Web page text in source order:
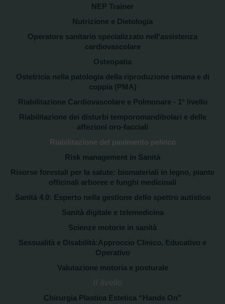
NEP Trainer
Nutrizione e Dietologia
Operatore sanitario specializzato nell'assistenza
cardiovascolare
Osteopatia
Ostetricia nella patologia della riproduzione umana e di
coppia (PMA)
Riabilitazione Cardiovascolare e Polmonare - 1° livello
Riabilitazione dei disturbi temporomandibolari e delle
affezioni oro-facciali
Riabilitazione del pavimento pelvico
Risk management in Sanità
Risorse forestali per la salute: biomateriali in legno, piante
officinali arboree e funghi medicinali
Sanità 4.0: Esperto nella gestione dello spettro autistico
Sanità digitale e telemedicina
Scienze motorie in sanità
Sessualità e Disabilità:Approccio Clinico, Educativo e
Operativo
Valutazione motoria e posturale
II livello
Chirurgia Plastica Estetica “Hands On"